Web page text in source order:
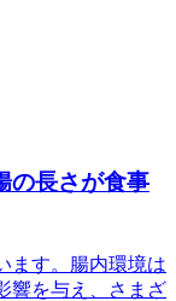
の長さが食事
ます。腸内環境は
響を与え、さまざ